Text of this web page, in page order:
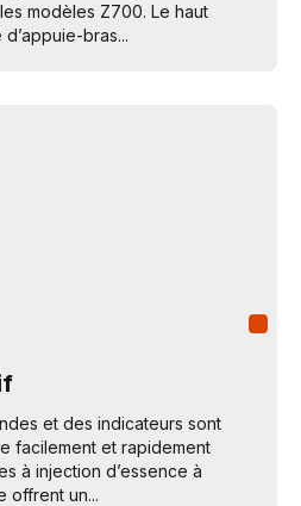
modèles Z700. Le haut
bras...
et des indicateurs sont
facilement et rapidement
à injection d’essence à
offrent un...